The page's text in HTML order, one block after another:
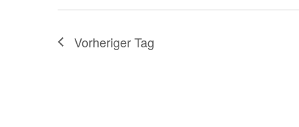
Vorheriger Tag